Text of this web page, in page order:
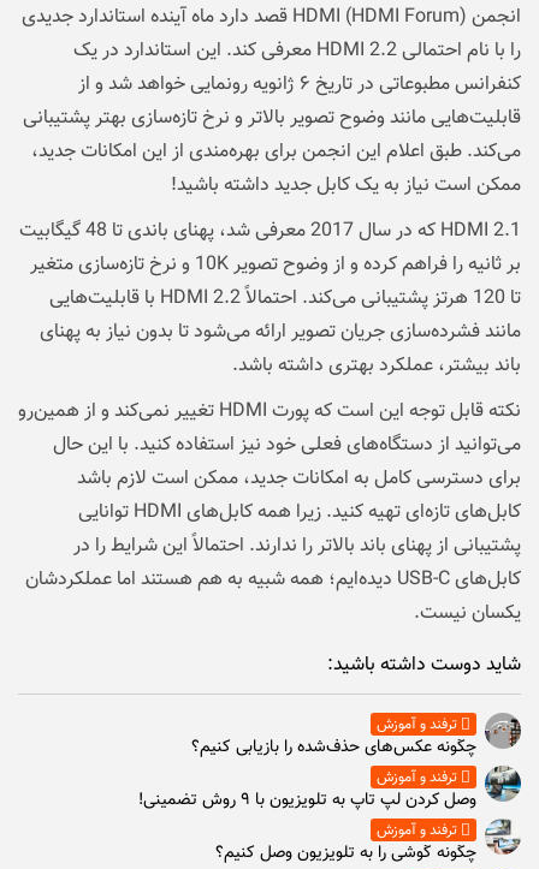
انجمن HDMI (HDMI Forum) قصد دارد ماه آینده استاندارد جدیدی
را با نام احتمالی HDMI 2.2 معرفی کند.
این استاندارد در یک
کنفرانس مطبوعاتی در تاریخ ۶ ژانویه رونمایی خواهد شد و از
قابلیت‌هایی مانند وضوح تصویر بالاتر و نرخ تازه‌سازی بهتر پشتیبانی
می‌کند. طبق اعلام این انجمن برای بهره‌مندی از این امکانات جدید،
ممکن است نیاز به یک کابل جدید داشته باشید!
HDMI 2.1 که در سال 2017 معرفی شد، پهنای باندی تا 48 گیگابیت
بر ثانیه را فراهم کرده و از وضوح تصویر 10K و نرخ تازه‌سازی متغیر
تا 120 هرتز پشتیبانی می‌کند. احتمالاً HDMI 2.2 با قابلیت‌هایی
مانند فشرده‌سازی جریان تصویر ارائه می‌شود تا بدون نیاز به پهنای
باند بیشتر، عملکرد بهتری داشته باشد.
نکته قابل توجه این است که پورت HDMI تغییر نمی‌کند و از همین‌رو
می‌توانید از دستگاه‌های فعلی خود نیز استفاده کنید. با این حال
برای دسترسی کامل به امکانات جدید، ممکن است لازم باشد
کابل‌های تازه‌ای تهیه کنید. زیرا همه کابل‌های HDMI توانایی
پشتیبانی از پهنای باند بالاتر را ندارند. احتمالاً این شرایط را در
کابل‌های USB-C دیده‌ایم؛ همه شبیه به هم هستند اما عملکردشان
یکسان نیست.
شاید دوست داشته باشید:
ترفند و آموزش
چگونه عکس‌های حذف‌شده را بازیابی کنیم؟
ترفند و آموزش
وصل كردن لپ تاپ به تلويزيون با ۹ روش تضمینی!
ترفند و آموزش
چگونه گوشی را به تلویزیون وصل کنیم؟